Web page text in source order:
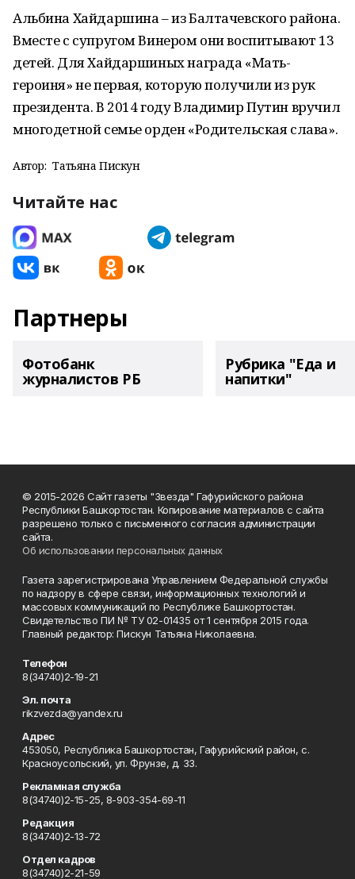
Альбина Хайдаршина – из Балтачевского района.
Вместе с супругом Винером они воспитывают 13
детей. Для Хайдаршиных награда «Мать-
героиня» не первая, которую получили из рук
президента. В 2014 году Владимир Путин вручил
многодетной семье орден «Родительская слава».
Автор: Татьяна Пискун
Читайте нас
Партнеры
Фотобанк
журналистов РБ
Рубрика "Еда и
напитки"
© 2015-2026 Сайт газеты "Звезда" Гафурийского района
Республики Башкортостан. Копирование материалов с сайта
разрешено только с письменного согласия администрации
сайта.
Об использовании персональных данных
Газета зарегистрирована Управлением Федеральной службы
по надзору в сфере связи, информационных технологий и
массовых коммуникаций по Республике Башкортостан.
Свидетельство ПИ № ТУ 02-01435 от 1 сентября 2015 года.
Главный редактор: Пискун Татьяна Николаевна.
Телефон
8(34740)2-19-21
Эл. почта
rikzvezda@yandex.ru
Адрес
453050, Республика Башкортостан, Гафурийский район, с.
Красноусольский, ул. Фрунзе, д. 33.
Рекламная служба
8(34740)2-15-25, 8-903-354-69-11
Редакция
8(34740)2-13-72
Отдел кадров
8(34740)2-21-59